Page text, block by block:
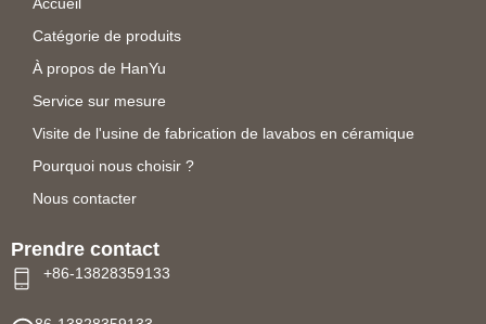
Accueil
Catégorie de produits
À propos de HanYu
Service sur mesure
Visite de l'usine de fabrication de lavabos en céramique
Pourquoi nous choisir ?
Nous contacter
Prendre contact
+86-13828359133